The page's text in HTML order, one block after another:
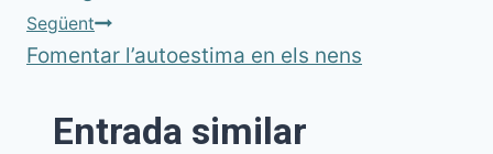
Següent
Fomentar l’autoestima en els nens
Entrada similar